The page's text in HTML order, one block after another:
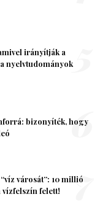
irányítják a
nyelvtudományok
bizonyíték, hogy
6
városát”: 10 millió
vízfelszín felett!
7